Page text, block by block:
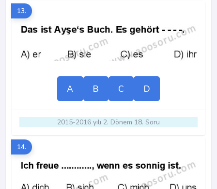
13.
A B C D
2015-2016 yılı 2. Dönem 18. Soru
14.